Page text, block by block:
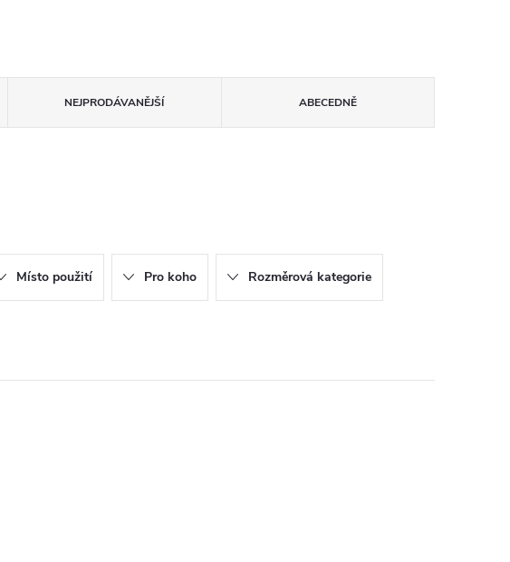
NEJPRODÁVANĚJŠÍ ABECEDNĚ
Místo použití Pro koho Rozměrová kategorie